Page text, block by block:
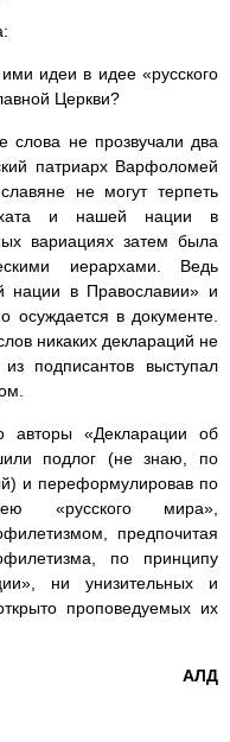
идеи в идее «русского
Церкви?
слова не прозвучали два
патриарх Варфоломей
не могут терпеть
и нашей нации в
вариациях затем была
иерархами. Ведь
нации в Православии» и
осуждается в документе.
никаких деклараций не
подписантов выступал
авторы «Декларации об
подлог (не знаю, по
и переформулировав по
«русского мира»,
предпочитая
по принципу
ни унизительных и
проповедуемых их
АЛД